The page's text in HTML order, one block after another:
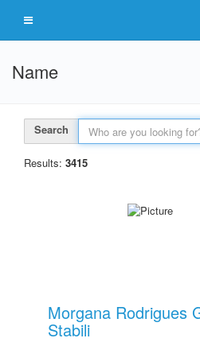
Name
Search
Results: 3415
Morgana Rodrigues
Stabili